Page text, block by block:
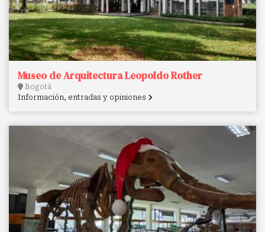
Museo de Arquitectura Leopoldo Rother
Bogotá
Información, entradas y opiniones